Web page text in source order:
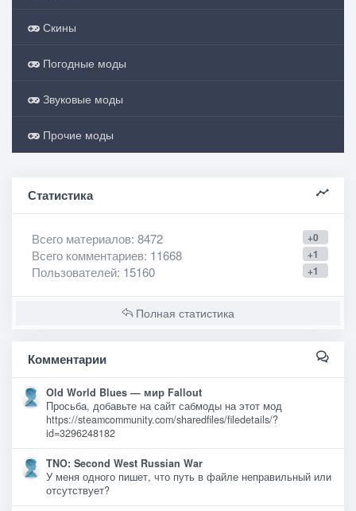
Скины
Погодные моды
Звуковые моды
Прочие моды
Статистика
+0
Всего материалов: 8472
+1
Всего комментариев: 11668
+1
Пользователей: 15160
Полная статистика
Комментарии
Old World Blues — мир Fallout
Просьба, добавьте на сайт сабмоды на этот мод
https://steamcommunity.com/sharedfiles/filedetails/?
id=3296248182
TNO: Second West Russian War
У меня одного пишет, что путь в файле неправильный или
отсутствует?